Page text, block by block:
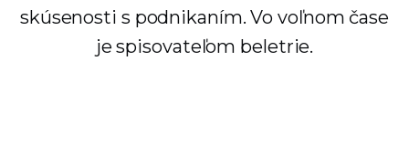
skúsenosti s podnikaním. Vo voľnom čase
je spisovateľom beletrie.